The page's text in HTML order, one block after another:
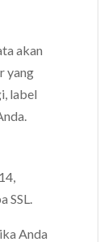
akan
yang
label
Anda